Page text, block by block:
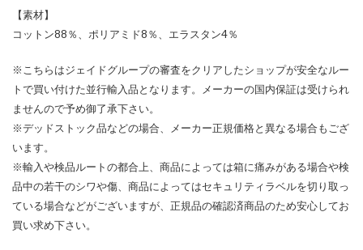
【素材】
コットン88％、ポリアミド8％、エラスタン4％
※こちらはジェイドグループの審査をクリアしたショップが安全なルー
トで買い付けた並行輸入品となります。メーカーの国内保証は受けられ
ませんので予め御了承下さい。
※デッドストック品などの場合、メーカー正規価格と異なる場合もござ
います。
※輸入や検品ルートの都合上、商品によっては箱に痛みがある場合や検
品中の若干のシワや傷、商品によってはセキュリティラベルを切り取っ
ている場合などがございますが、正規品の確認済商品のため安心してお
買い求め下さい。